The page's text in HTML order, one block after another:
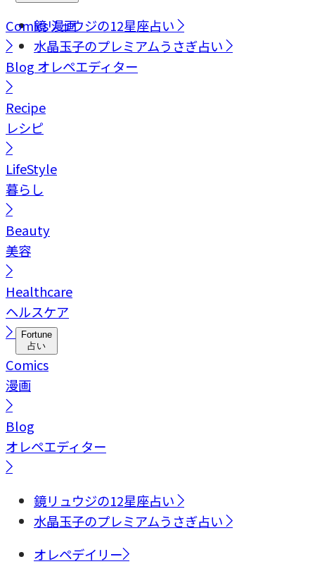
鏡リュウジの12星座占い
水晶玉子のプレミアムうさぎ占い
Comics漫画
Blog オレペエディター
Recipe
レシピ
LifeStyle
暮らし
Beauty
美容
Healthcare
ヘルスケア
Fortune
占い
Comics
漫画
Blog
オレペエディター
鏡リュウジの12星座占い
水晶玉子のプレミアムうさぎ占い
オレペデイリー